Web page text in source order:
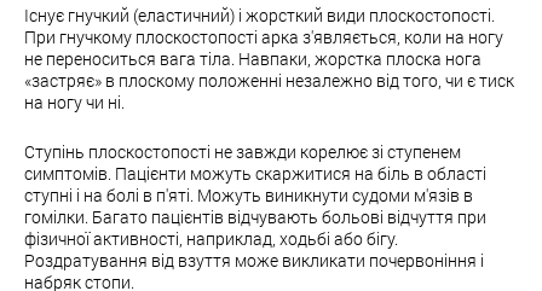
Існує гнучкий (еластичний) і жорсткий види плоскостопості.
При гнучкому плоскостопості арка з'являється, коли на ногу
не переноситься вага тіла. Навпаки, жорстка плоска нога
«застряє» в плоскому положенні незалежно від того, чи є тиск
на ногу чи ні.
Ступінь плоскостопості не завжди корелює зі ступенем
симптомів. Пацієнти можуть скаржитися на біль в області
ступні і на болі в п'яті. Можуть виникнути судоми м'язів в
гомілки. Багато пацієнтів відчувають больові відчуття при
фізичної активності, наприклад, ходьбі або бігу.
Роздратування від взуття може викликати почервоніння і
набряк стопи.